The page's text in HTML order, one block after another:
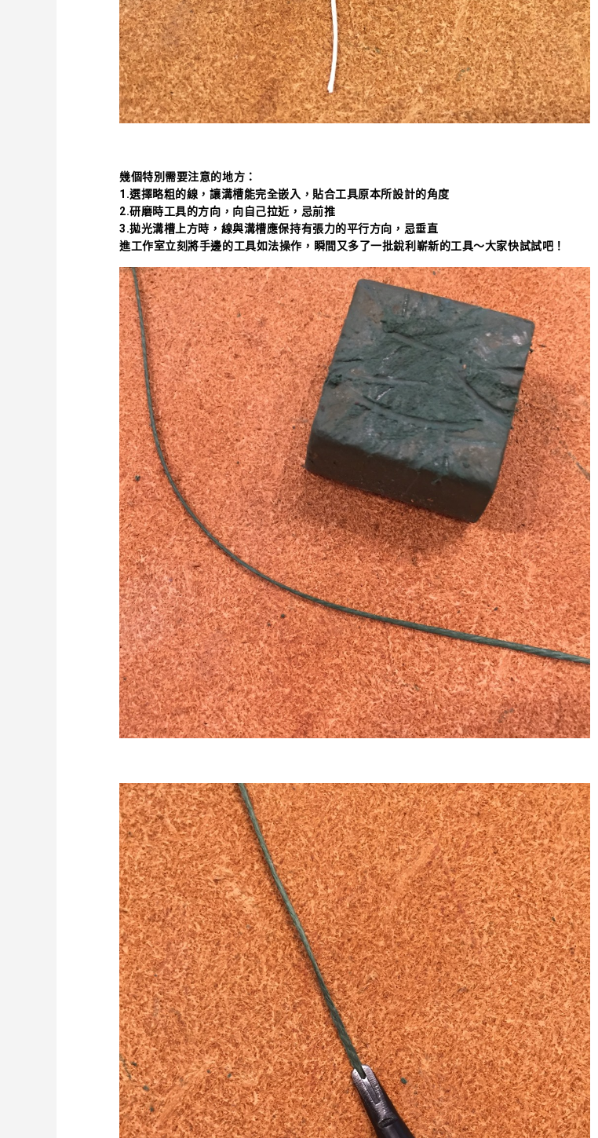
幾個特別需要注意的地方：
1.選擇略粗的線，讓溝槽能完全嵌入，貼合工具原本所設計的角度
2.研磨時工具的方向，向自己拉近，忌前推
3.拋光溝槽上方時，線與溝槽應保持有張力的平行方向，忌垂直
進工作室立刻將手邊的工具如法操作，瞬間又多了一批銳利嶄新的工具～大家快試試吧！